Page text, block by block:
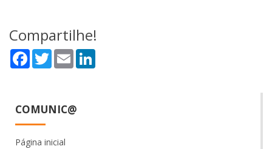
Compartilhe!
Facebook
TwitterEmail
COMUNIC@
Página inicial